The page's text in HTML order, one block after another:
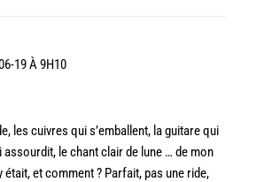
19 À 9H10
les cuivres qui s’emballent, la guitare qui
assourdit, le chant clair de lune … de mon
et comment ? Parfait, pas une ride,